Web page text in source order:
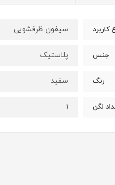
کاربرد سیفون ظرفشویی
جنس پلاستیک
رنگ سفید
لگن 1